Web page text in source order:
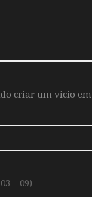
criar um vicio em
– 09)